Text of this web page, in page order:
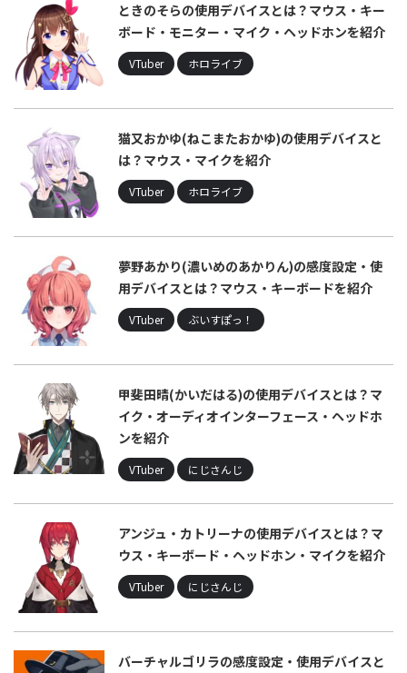
ときのそらの使用デバイスとは？マウス・キー
ボード・モニター・マイク・ヘッドホンを紹介
VTuber ホロライブ
猫又おかゆ(ねこまたおかゆ)の使用デバイスと
は？マウス・マイクを紹介
VTuber ホロライブ
夢野あかり(濃いめのあかりん)の感度設定・使
用デバイスとは？マウス・キーボードを紹介
VTuber ぶいすぽっ！
甲斐田晴(かいだはる)の使用デバイスとは？マ
イク・オーディオインターフェース・ヘッドホ
ンを紹介
VTuber にじさんじ
アンジュ・カトリーナの使用デバイスとは？マ
ウス・キーボード・ヘッドホン・マイクを紹介
VTuber にじさんじ
バーチャルゴリラの感度設定・使用デバイスと